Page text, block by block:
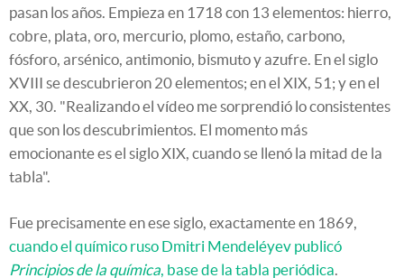
pasan los años. Empieza en 1718 con 13 elementos: hierro,
cobre, plata, oro, mercurio, plomo, estaño, carbono,
fósforo, arsénico, antimonio, bismuto y azufre. En el siglo
XVIII se descubrieron 20 elementos; en el XIX, 51; y en el
XX, 30. "Realizando el vídeo me sorprendió lo consistentes
que son los descubrimientos. El momento más
emocionante es el siglo XIX, cuando se llenó la mitad de la
tabla".
Fue precisamente en ese siglo, exactamente en 1869,
cuando el químico ruso Dmitri Mendeléyev publicó
Principios de la química , base de la tabla periódica